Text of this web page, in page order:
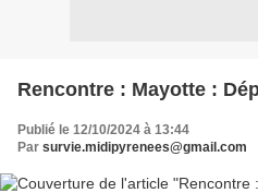
Rencontre : Mayotte :
Publié le 12/10/2024 à 13:44
Par survie.midipyrenees@gmail.com